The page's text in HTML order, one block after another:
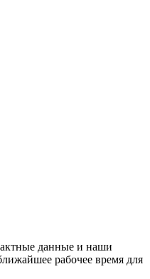
данные и наши
рабочее время для